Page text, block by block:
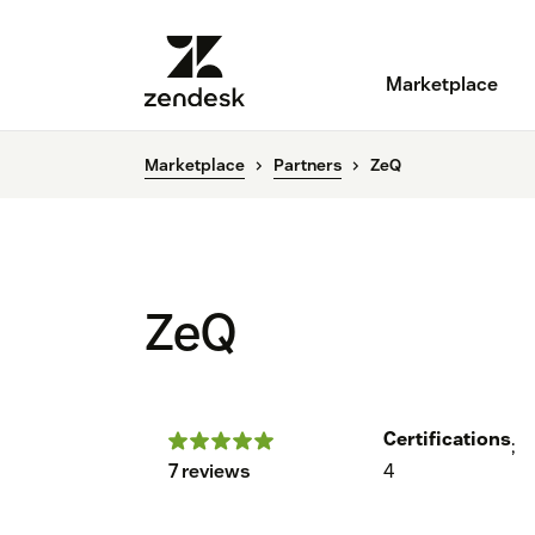
Marketplace
Marketplace Partners ZeQ
ZeQ
7 reviews
Certifications
4
;